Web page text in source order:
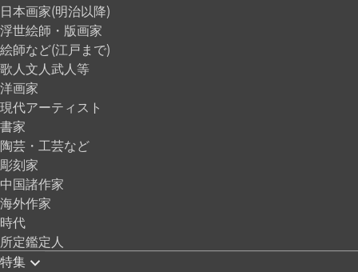
日本画家(明治以降)
浮世絵師・版画家
絵師など(江戸まで)
歌人文人武人等
洋画家
現代アーティスト
書家
陶芸・工芸など
彫刻家
中国諸作家
海外作家
時代
所定鑑定人
特集